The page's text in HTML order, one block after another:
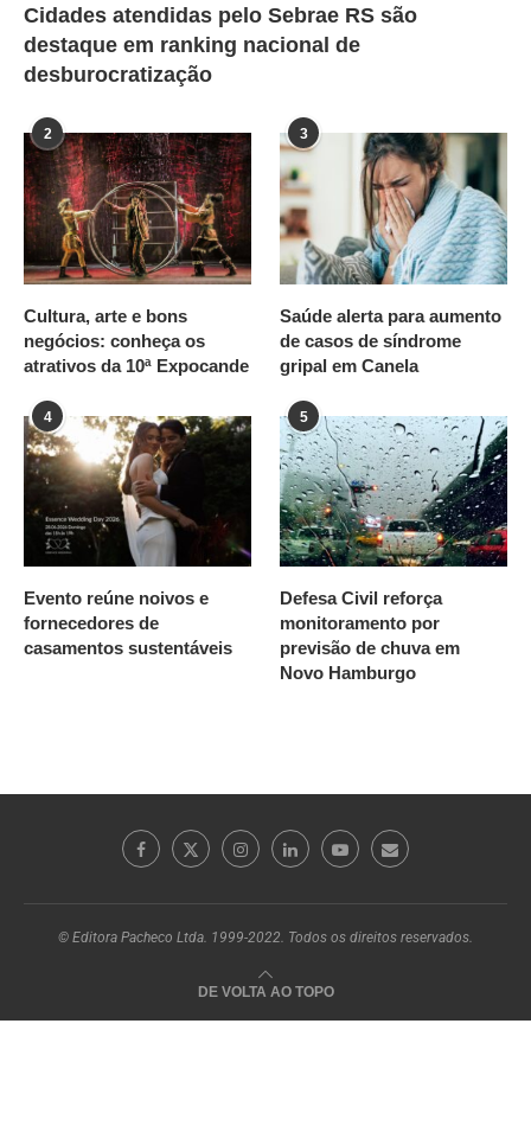
Cidades atendidas pelo Sebrae RS são
destaque em ranking nacional de
desburocratização
2
Cultura, arte e bons
negócios: conheça os
atrativos da 10ª Expocande
3
Saúde alerta para aumento
de casos de síndrome
gripal em Canela
4
Evento reúne noivos e
fornecedores de
casamentos sustentáveis
5
Defesa Civil reforça
monitoramento por
previsão de chuva em
Novo Hamburgo
© Editora Pacheco Ltda. 1999-2022. Todos os direitos reservados.
DE VOLTA AO TOPO